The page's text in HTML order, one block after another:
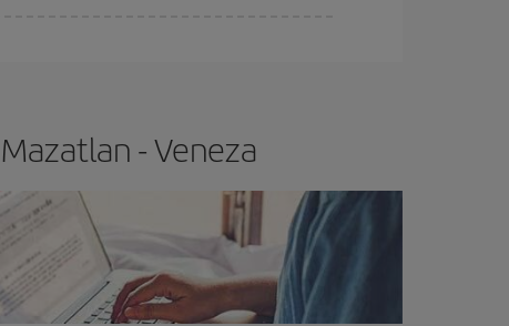
- Veneza